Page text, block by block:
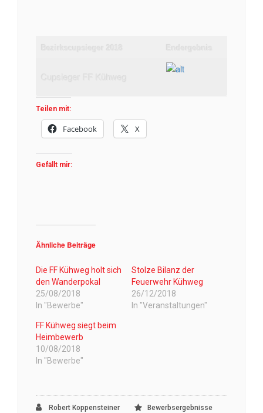
Teilen mit:
Facebook X
Gefällt mir:
Ähnliche Beiträge
Die FF Kühweg holt sich
den Wanderpokal
25/08/2018
In "Bewerbe"
Stolze Bilanz der
Feuerwehr Kühweg
26/12/2018
In "Veranstaltungen"
FF Kühweg siegt beim
Heimbewerb
10/08/2018
In "Bewerbe"
Robert Koppensteiner Bewerbsergebnisse